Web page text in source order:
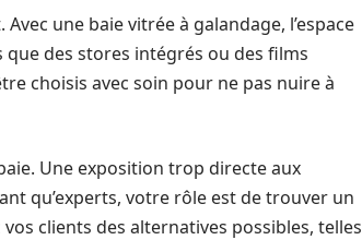
une baie vitrée à galandage, l’espace
que des stores intégrés ou des films
choisis avec soin pour ne pas nuire à
Une exposition trop directe aux
qu’experts, votre rôle est de trouver un
clients des alternatives possibles, telles